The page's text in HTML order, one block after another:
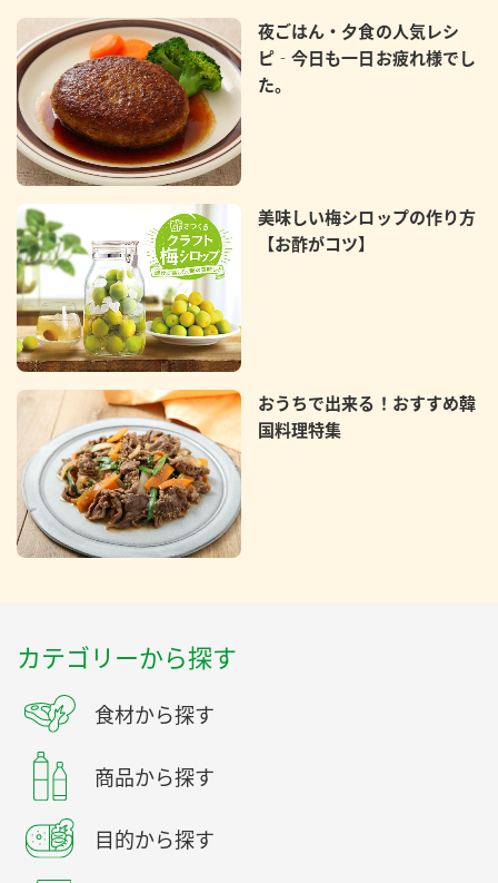
夜ごはん・夕食の人気レシ
ピ‐今日も一日お疲れ様でし
た。
美味しい梅シロップの作り方
【お酢がコツ】
おうちで出来る！おすすめ韓
国料理特集
カテゴリーから探す
食材から探す
商品から探す
目的から探す